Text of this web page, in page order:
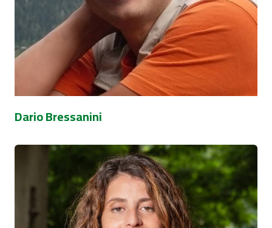
Dario Bressanini